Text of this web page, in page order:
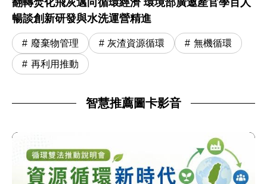
暢談創新研發與水洗運營精進
廢棄物管理 灰渣資源循環 無機循環
再利用推動
智慧推薦圖卡影音